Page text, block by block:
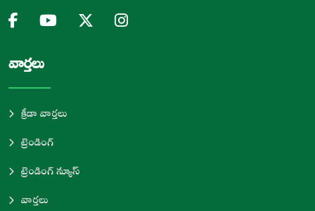
వార్తలు
క్రీడా వార్తలు
ట్రెండింగ్
ట్రెండింగ్ న్యూస్
వార్తలు